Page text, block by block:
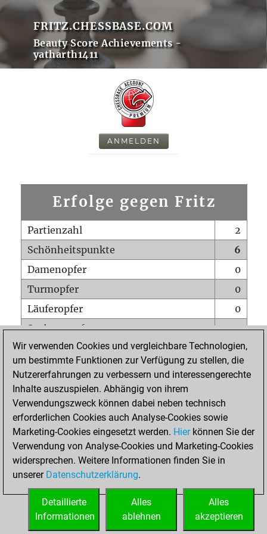
FRITZ.CHESSBASE.COM
Beauty Score Achievements -
yatharth1411
ANMELDEN
Erfolge gegen Fritz
Partienzahl
2
Schönheitspunkte
6
Damenopfer
0
Turmopfer
0
Läuferopfer
0
Springeropfer
1
Bauernopfer
0
Matt auf vollem Brett
0
Bauer setzt Matt
Erstickte Matts
Unterverwandlungen
0
Türme auf der siebten
0
STARTSEITE
Wir verwenden Cookies und vergleichbare Technologien,
um bestimmte Funktionen zur Verfügung zu stellen, die
Nutzererfahrungen zu verbessern und interessengerechte
Inhalte auszuspielen. Abhängig von ihrem
Verwendungszweck können dabei neben technisch
erforderlichen Cookies auch Analyse-Cookies sowie
Marketing-Cookies eingesetzt werden. Hierkönnen Sie der
Verwendung von Analyse-Cookies und Marketing-Cookies
widersprechen. Weitere Informationen finden Sie in
unserer Datenschutzerklärung.
Alles
akzeptieren
Alles
ablehnen
Detaillierte
Informationen